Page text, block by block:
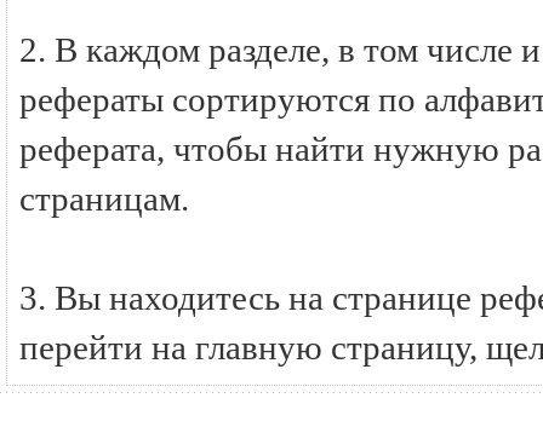
2. В каждом разделе, в том
рефераты сортируются по
реферата, чтобы найти нужную
страницам.
3. Вы находитесь на странице
перейти на главную страницу,